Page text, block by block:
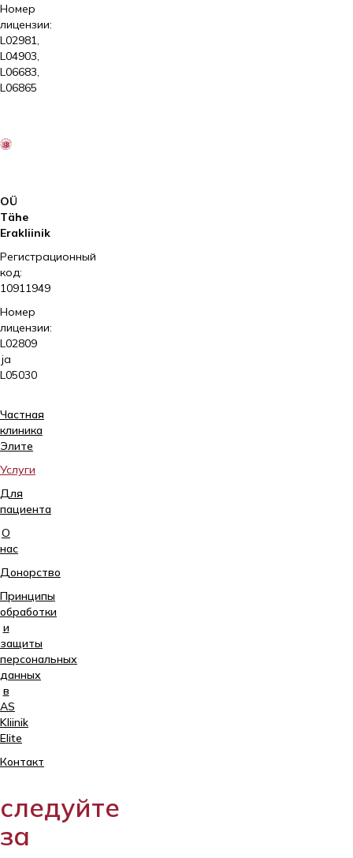
Номер
лицензии:
L02981,
L04903,
L06683,
L06865
OÜ
Tähe
Erakliinik
Регистрационный
код:
10911949
Номер
лицензии:
L02809
ja
L05030
Частная
клиника
Элитe
Услуги
Для
пациента
О
нас
Донорство
Принципы
обработки
и
защиты
персональных
данных
в
AS
Kliinik
Elite
Контакт
следуйте
за
Sangla
5557
2795